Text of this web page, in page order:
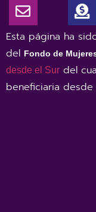
Esta página ha
del Fondo de
desde el Sur del
beneficiaria desde